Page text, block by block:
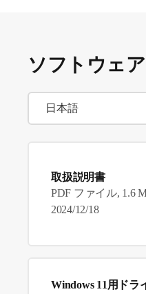
ソフトウェ
取扱説明書
PDF ファイル, 1.6
2024/12/18
Windows 11用ドラ